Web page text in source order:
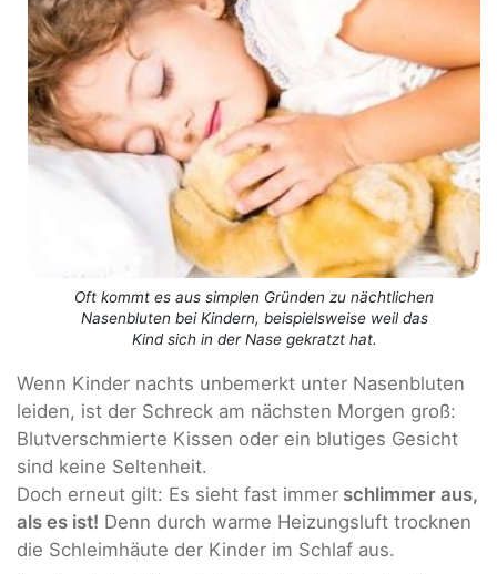
Oft kommt es aus simplen Gründen zu nächtlichen
Nasenbluten bei Kindern, beispielsweise weil das
Kind sich in der Nase gekratzt hat.
Wenn Kinder nachts unbemerkt unter Nasenbluten
leiden, ist der Schreck am nächsten Morgen groß:
Blutverschmierte Kissen oder ein blutiges Gesicht
sind keine Seltenheit.
Doch erneut gilt: Es sieht fast immer schlimmer aus,
als es ist! Denn durch warme Heizungsluft trocknen
die Schleimhäute der Kinder im Schlaf aus.